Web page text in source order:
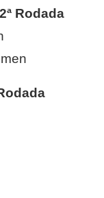
Rodada